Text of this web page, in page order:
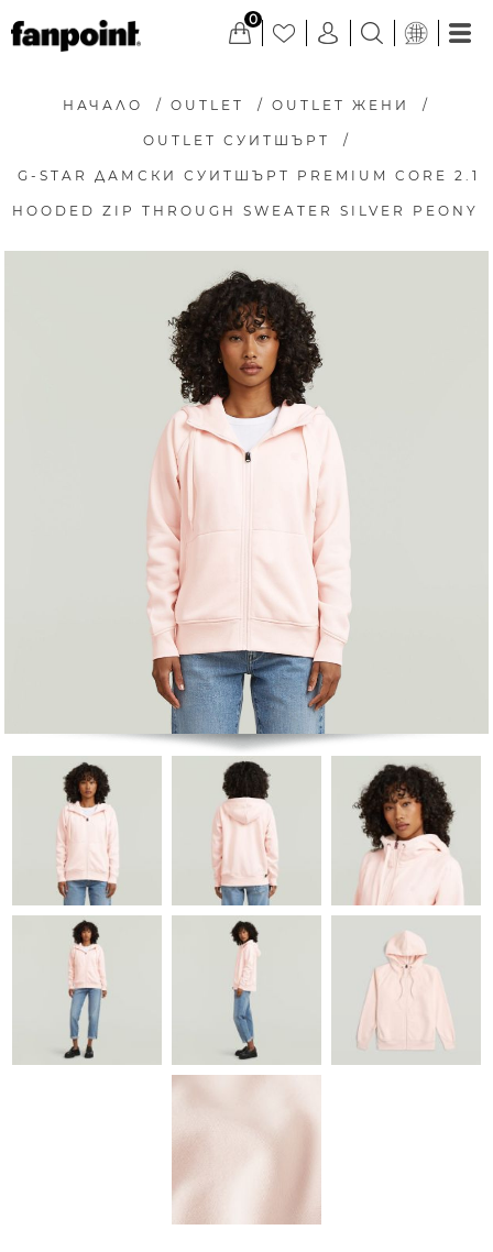
0
НАЧАЛО / OUTLET / OUTLET ЖЕНИ /
OUTLET СУИТШЪРТ /
G-STAR ДАМСКИ СУИТШЪРТ PREMIUM CORE 2.1
HOODED ZIP THROUGH SWEATER SILVER PEONY